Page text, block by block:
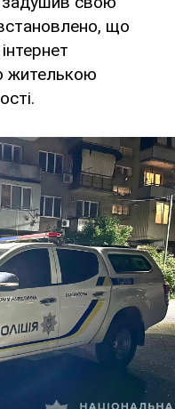
що
жителькою